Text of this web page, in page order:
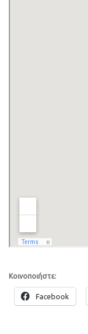
Κοινοποιήστε:
Facebook